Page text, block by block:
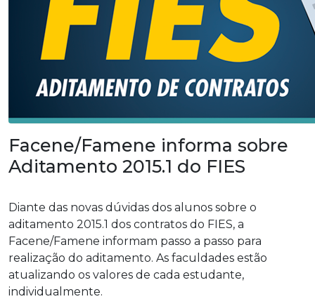
Facene/Famene informa sobre
Aditamento 2015.1 do FIES
Diante das novas dúvidas dos alunos sobre o
aditamento 2015.1 dos contratos do FIES, a
Facene/Famene informam passo a passo para
realização do aditamento. As faculdades estão
atualizando os valores de cada estudante,
individualmente.